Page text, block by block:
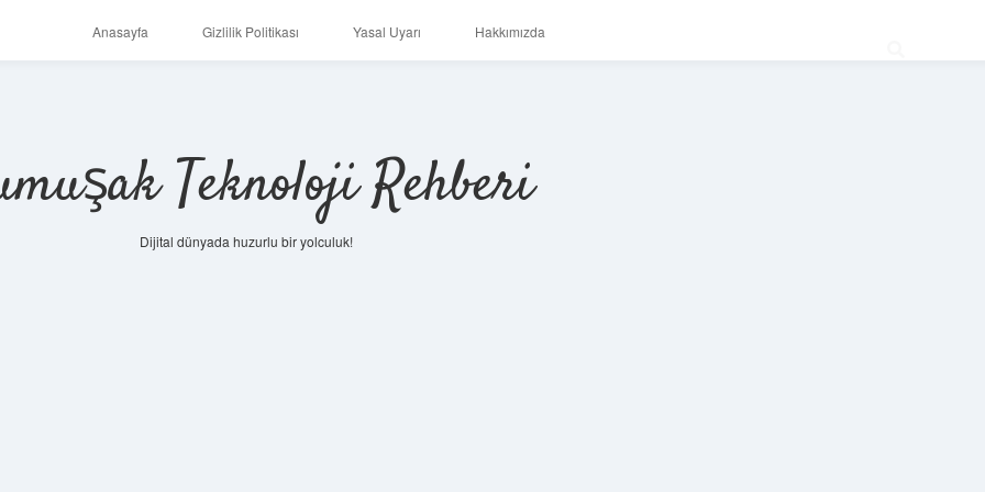
Anasayfa Gizlilik Politikası Yasal Uyarı Hakkımızda
Teknoloji Rehberi
Dijital dünyada huzurlu bir yolculuk!